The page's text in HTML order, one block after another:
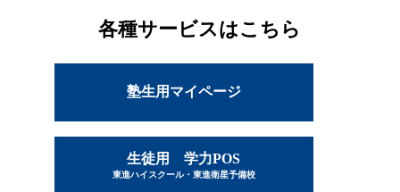
各種サービスはこちら
塾生用マイページ
生徒用 学力POS
東進ハイスクール・東進衛星予備校